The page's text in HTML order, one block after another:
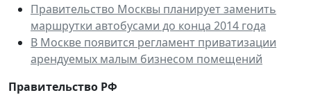
Правительство Москвы планирует заменить
маршрутки автобусами до конца 2014 года
В Москве появится регламент приватизации
арендуемых малым бизнесом помещений
Правительство РФ